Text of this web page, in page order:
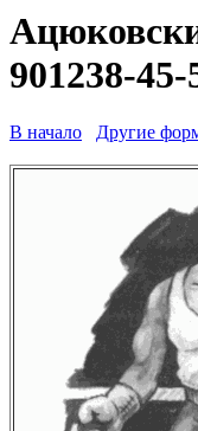
901238-45-
В начало Другие